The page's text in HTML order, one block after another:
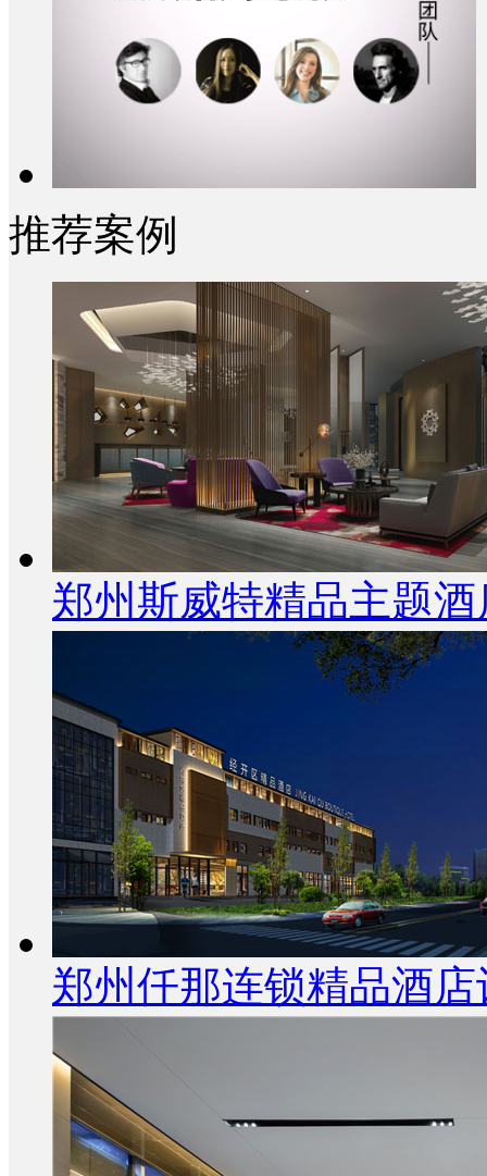
推荐案例
郑州斯威特精品主题
郑州仟那连锁精品酒店